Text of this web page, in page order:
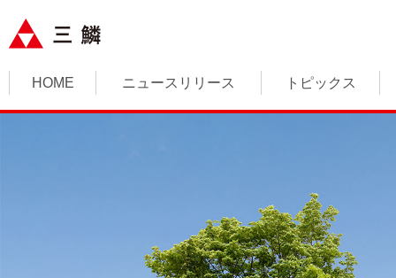
HOME ニュースリリース トピックス